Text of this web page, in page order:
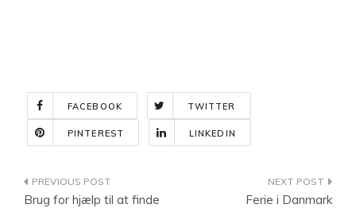
FACEBOOK TWITTER
PINTEREST LINKEDIN
Indlægsnavigation
Brug for hjælp til at finde
Ferie i Danmark